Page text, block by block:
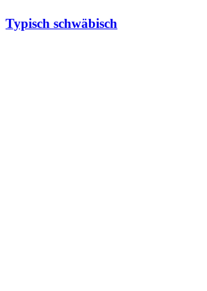
Typisch schwäbisch